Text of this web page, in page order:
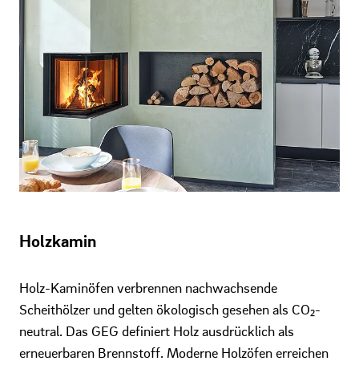
Holzkamin
Holz-Kaminöfen verbrennen nachwachsende
Scheithölzer und gelten ökologisch gesehen als CO₂-
neutral. Das GEG definiert Holz ausdrücklich als
erneuerbaren Brennstoff. Moderne Holzöfen erreichen